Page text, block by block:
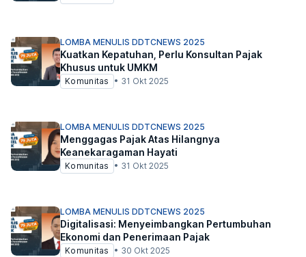
LOMBA MENULIS DDTCNEWS 2025
Kuatkan Kepatuhan, Perlu Konsultan Pajak
Khusus untuk UMKM
Komunitas • 31 Okt 2025
LOMBA MENULIS DDTCNEWS 2025
Menggagas Pajak Atas Hilangnya
Keanekaragaman Hayati
Komunitas • 31 Okt 2025
LOMBA MENULIS DDTCNEWS 2025
Digitalisasi: Menyeimbangkan Pertumbuhan
Ekonomi dan Penerimaan Pajak
Komunitas • 30 Okt 2025